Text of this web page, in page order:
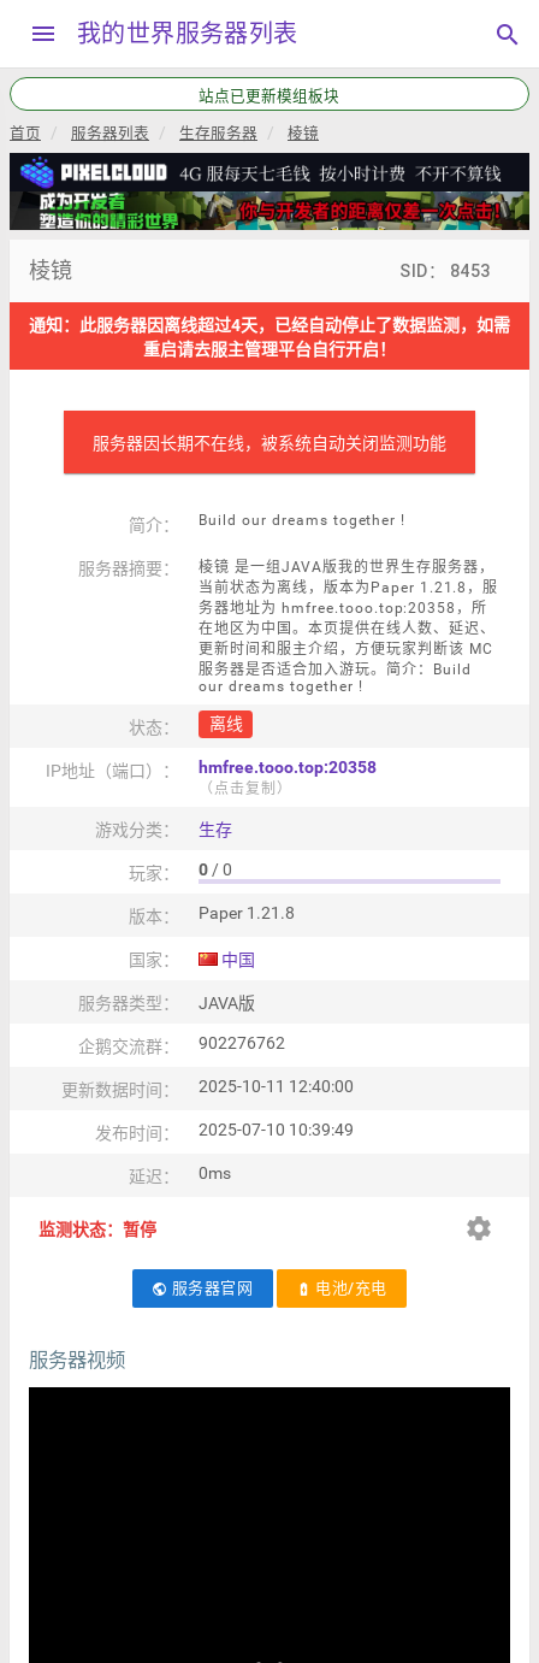
menu 我的世界服务器列表 search
站点已更新模组板块
首页 服务器列表 生存服务器 棱镜
棱镜 SID： 8453
通知：此服务器因离线超过4天，已经自动停止了数据监测，如需
重启请去服主管理平台自行开启！
服务器因长期不在线，被系统自动关闭监测功能
简介： Build our dreams together !
服务器摘要：
棱镜 是一组JAVA版我的世界生存服务器，
当前状态为离线，版本为Paper 1.21.8，服
务器地址为 hmfree.tooo.top:20358，所
在地区为中国。本页提供在线人数、延迟、
更新时间和服主介绍，方便玩家判断该 MC
服务器是否适合加入游玩。简介：Build
our dreams together !
状态： 离线
IP地址（端口）： hmfree.tooo.top:20358
（点击复制）
游戏分类： 生存
玩家： 0 / 0
版本： Paper 1.21.8
国家： 中国
服务器类型： JAVA版
企鹅交流群： 902276762
更新数据时间： 2025-10-11 12:40:00
发布时间： 2025-07-10 10:39:49
延迟： 0ms
监测状态：暂停 settings
public 服务器官网 battery_charging_full 电池/充电
服务器视频